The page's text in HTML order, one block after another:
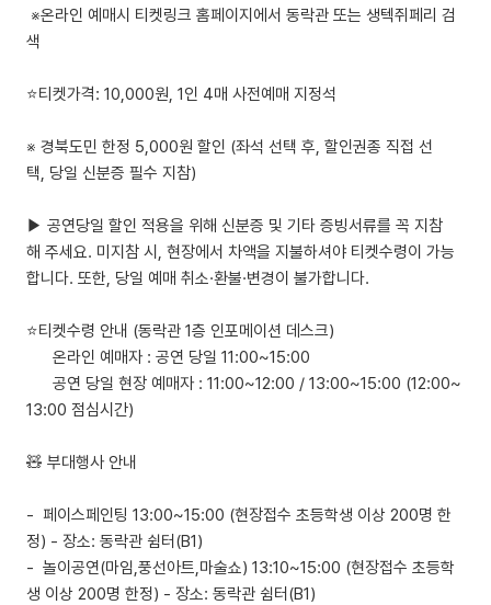
※온라인 예매시 티켓링크 홈페이지에서 동락관 또는 생텍쥐페리 검
색
⭐티켓가격: 10,000원, 1인 4매 사전예매 지정석
※ 경북도민 한정 5,000원 할인 (좌석 선택 후, 할인권종 직접 선
택, 당일 신분증 필수 지참)
▶ 공연당일 할인 적용을 위해 신분증 및 기타 증빙서류를 꼭 지참
해 주세요. 미지참 시, 현장에서 차액을 지불하셔야 티켓수령이 가능
합니다. 또한, 당일 예매 취소·환불·변경이 불가합니다.
⭐티켓수령 안내 (동락관 1층 인포메이션 데스크)
온라인 예매자 : 공연 당일 11:00~15:00
공연 당일 현장 예매자 : 11:00~12:00 / 13:00~15:00 (12:00~
13:00 점심시간)
🧸 부대행사 안내
- 페이스페인팅 13:00~15:00 (현장접수 초등학생 이상 200명 한
정) - 장소: 동락관 쉼터(B1)
- 놀이공연(마임,풍선아트,마술쇼) 13:10~15:00 (현장접수 초등학
생 이상 200명 한정) - 장소: 동락관 쉼터(B1)